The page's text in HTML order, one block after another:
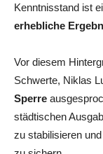
Kenntnisstand ist
erhebliche
Vor diesem
Schwerte, Niklas
Sperre
städtischen
zu stabilisieren